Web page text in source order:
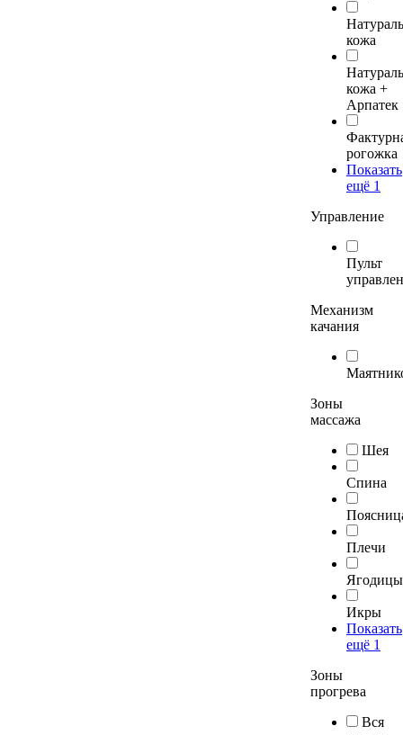
кожа
кожа +
Арпатек
рогожка
Показать
ещё 1
Управление
Пульт
Механизм
качания
Зоны
массажа
Шея
Спина
Плечи
Ягодицы
Икры
Показать
ещё 1
Зоны
прогрева
Вся